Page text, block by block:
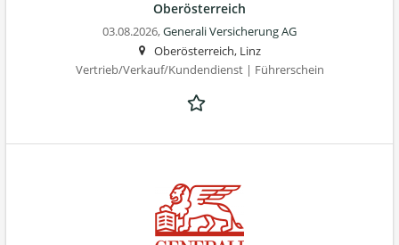
Oberösterreich
03.08.2026,Generali Versicherung AG
Oberösterreich, Linz
Vertrieb/Verkauf/Kundendienst | Führerschein